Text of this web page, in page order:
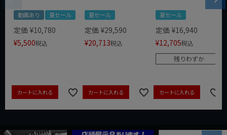
動画あり 夏セール
定価 ¥10,780
¥5,500税込
カートに入れる
夏セール
定価 ¥29,590
¥20,713税込
カートに入れる
夏セール
定価 ¥16,940
¥12,705税込
残りわずか
カートに入れる